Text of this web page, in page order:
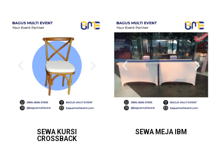
SEWA KURSI
CROSSBACK
SEWA MEJA IBM